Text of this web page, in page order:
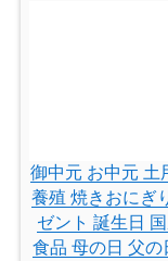
御中元 お中元 土
養殖 焼きおにぎ
ゼント 誕生日
食品 母の日 父